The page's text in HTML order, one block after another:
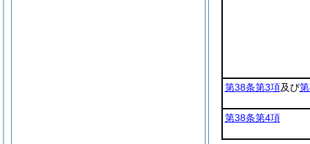
第38条第3項及び
第38条第4項